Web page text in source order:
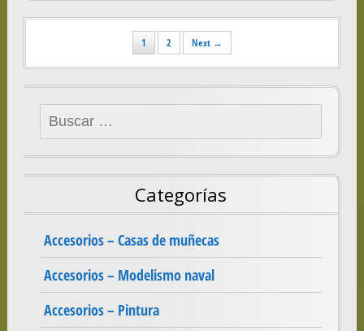
1 2 Next →
Buscar:
Categorías
Accesorios – Casas de muñecas
Accesorios – Modelismo naval
Accesorios – Pintura